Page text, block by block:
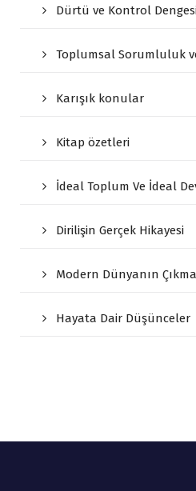
Dürtü ve Kontrol
Toplumsal Sorumluluk
Karışık konular
Kitap özetleri
İdeal Toplum Ve İdeal
Dirilişin Gerçek Hikayesi
Modern Dünyanın
Hayata Dair Düşünceler